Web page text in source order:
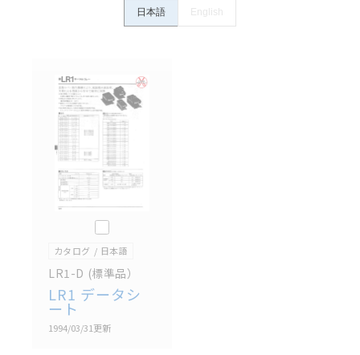
ン事例は参考用ですので、ご採用に際しては機器・装
置の機能や安全性をご確認のうえご使用ください。・
ている可能性がありますがご容赦ください。
記載されているサービス内容や連絡先等は作成当時の
ものであり、変更・改定させていただいている可能性
があります。改めて当サイトの掲載内容をご確認のう
え、ご用命下さいますようお願いいたします。
日本語 English
このカタログを選択
カタログ 日本語
LR1-D (標準品）
LR1 データシ
ート
1994/03/31更新